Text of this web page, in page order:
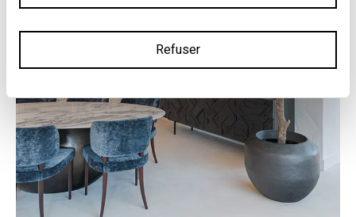
Refuser